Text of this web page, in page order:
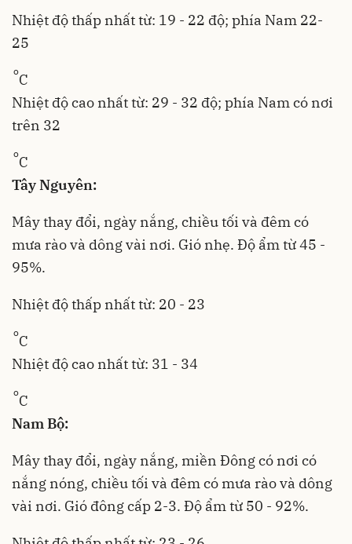
Nhiệt độ thấp nhất từ: 19 - 22 độ; phía Nam 22-
25
oC
Nhiệt độ cao nhất từ: 29 - 32 độ; phía Nam có nơi
trên 32
oC
Tây Nguyên:
Mây thay đổi, ngày nắng, chiều tối và đêm có
mưa rào và dông vài nơi. Gió nhẹ. Độ ẩm từ 45 -
95%.
Nhiệt độ thấp nhất từ: 20 - 23
oC
Nhiệt độ cao nhất từ: 31 - 34
oC
Nam Bộ:
Mây thay đổi, ngày nắng, miền Đông có nơi có
nắng nóng, chiều tối và đêm có mưa rào và dông
vài nơi. Gió đông cấp 2-3. Độ ẩm từ 50 - 92%.